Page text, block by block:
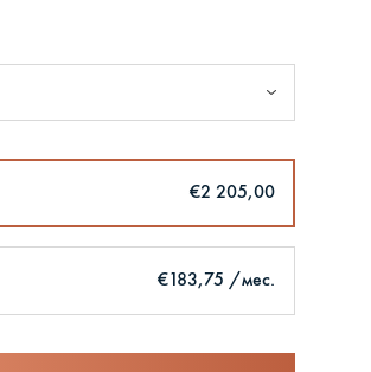
€2 205,00
€183,75 /мес.